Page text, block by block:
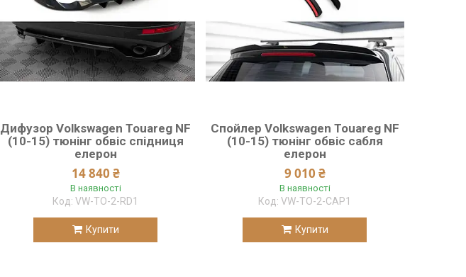
Дифузор Volkswagen Touareg NF
(10-15) тюнінг обвіс спідниця
елерон
14 840 ₴
В наявності
VW-TO-2-RD1
Купити
Спойлер Volkswagen Touareg NF
(10-15) тюнінг обвіс сабля
елерон
9 010 ₴
В наявності
VW-TO-2-CAP1
Купити